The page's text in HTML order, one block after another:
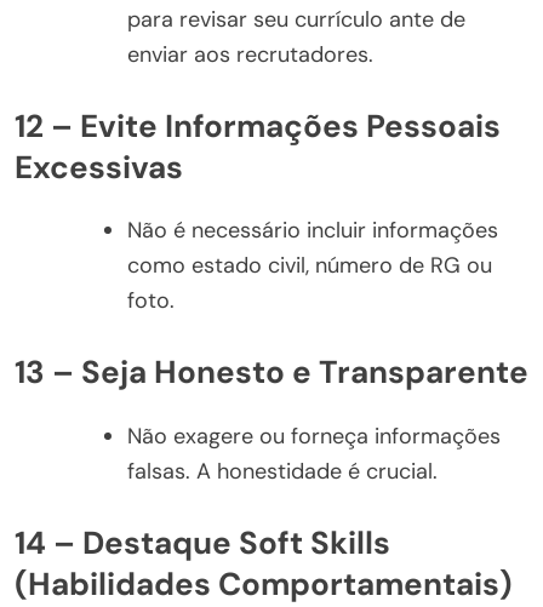
para revisar seu currículo ante de
enviar aos recrutadores.
12 – Evite Informações Pessoais
Excessivas
Não é necessário incluir informações
como estado civil, número de RG ou
foto.
13 – Seja Honesto e Transparente
Não exagere ou forneça informações
falsas. A honestidade é crucial.
14 – Destaque Soft Skills
(Habilidades Comportamentais)